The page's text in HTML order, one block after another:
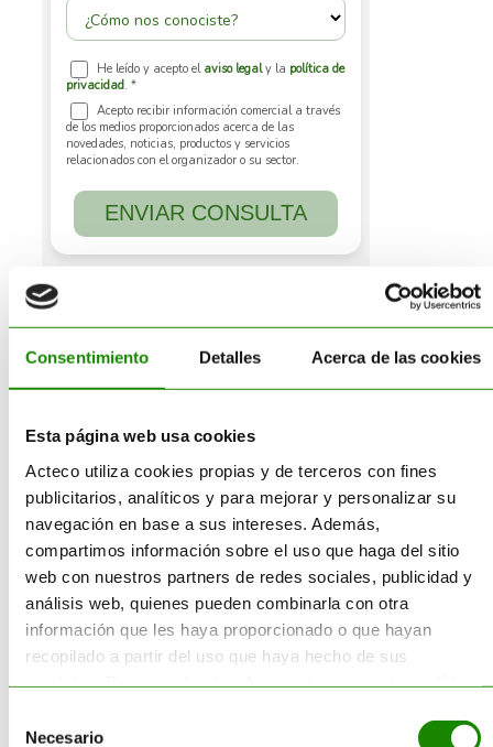
Consentimiento Detalles Acerca de las cookies
Esta página web usa cookies
Acteco utiliza cookies propias y de terceros con fines
publicitarios, analíticos y para mejorar y personalizar su
navegación en base a sus intereses. Además,
compartimos información sobre el uso que haga del sitio
web con nuestros partners de redes sociales, publicidad y
análisis web, quienes pueden combinarla con otra
información que les haya proporcionado o que hayan
recopilado a partir del uso que haya hecho de sus
Necesario
Buscar
Buscar:
Servicios